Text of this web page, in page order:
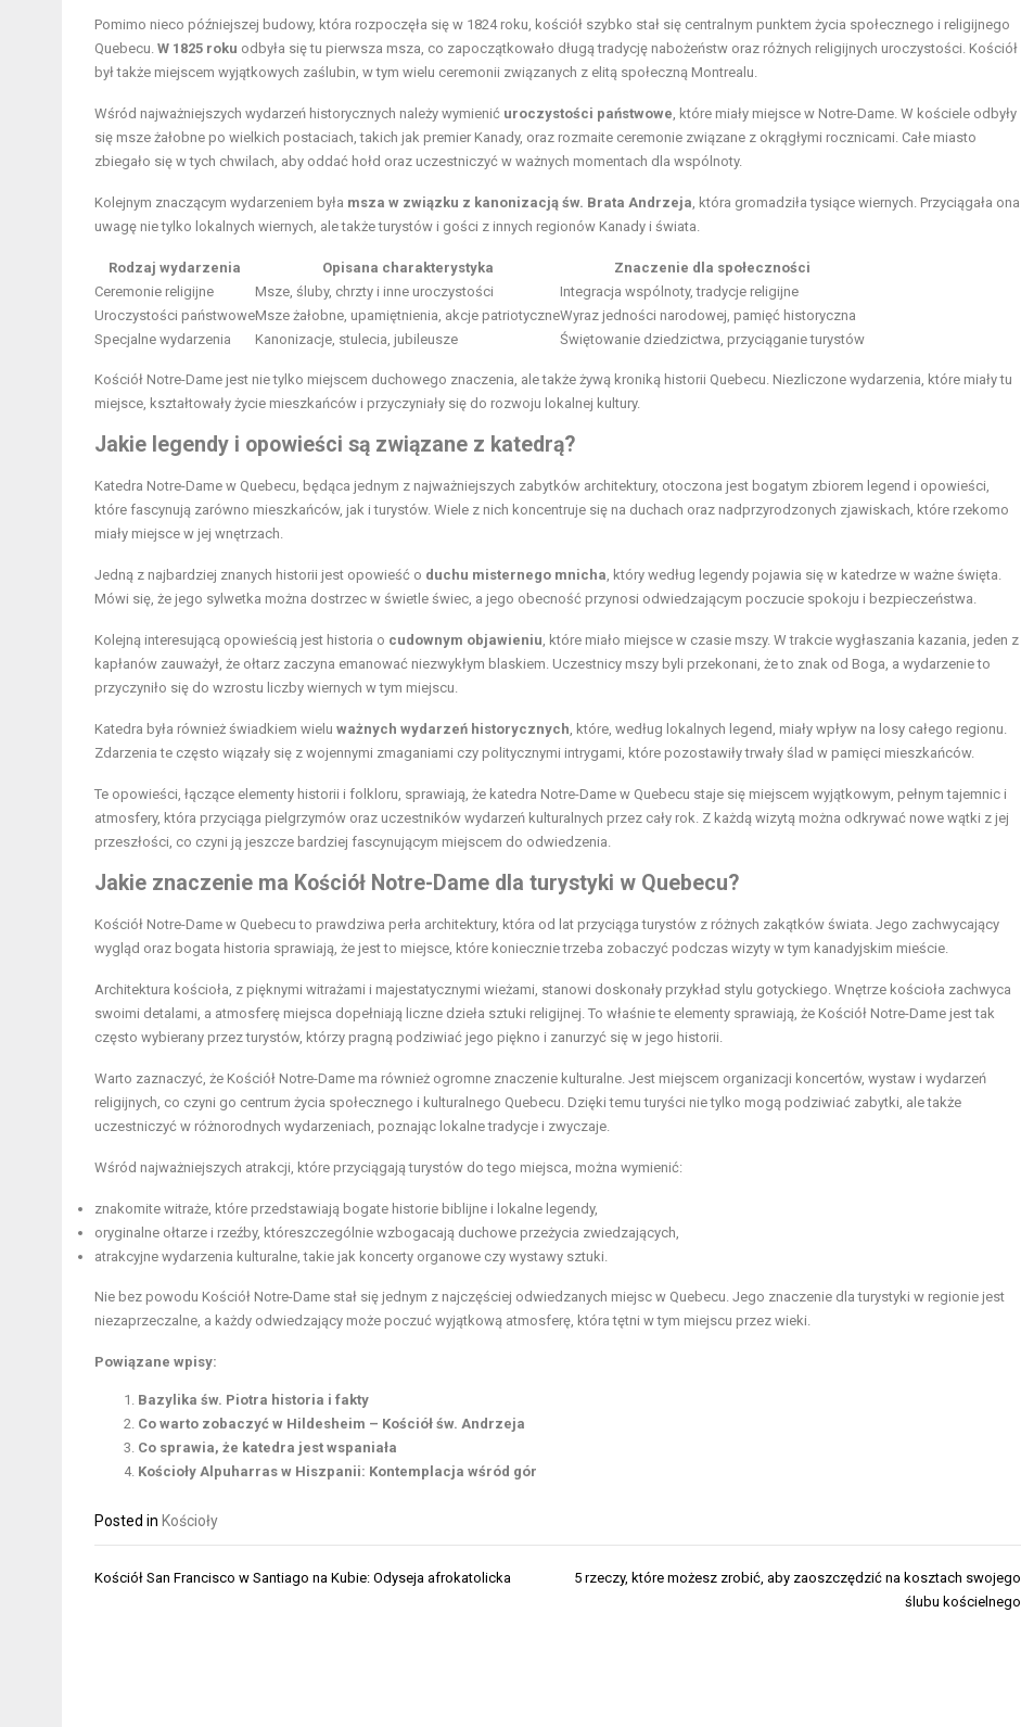
Pomimo nieco późniejszej budowy, która rozpoczęła się w 1824 roku, kościół szybko stał się centralnym punktem życia społecznego i religijnego
Quebecu. W 1825 roku odbyła się tu pierwsza msza, co zapoczątkowało długą tradycję nabożeństw oraz różnych religijnych uroczystości. Kościół
był także miejscem wyjątkowych zaślubin, w tym wielu ceremonii związanych z elitą społeczną Montrealu.
Wśród najważniejszych wydarzeń historycznych należy wymienić uroczystości państwowe , które miały miejsce w Notre-Dame. W kościele odbyły
się msze żałobne po wielkich postaciach, takich jak premier Kanady, oraz rozmaite ceremonie związane z okrągłymi rocznicami. Całe miasto
zbiegało się w tych chwilach, aby oddać hołd oraz uczestniczyć w ważnych momentach dla wspólnoty.
Kolejnym znaczącym wydarzeniem była msza w związku z kanonizacją św. Brata Andrzeja , która gromadziła tysiące wiernych. Przyciągała ona
uwagę nie tylko lokalnych wiernych, ale także turystów i gości z innych regionów Kanady i świata.
Rodzaj wydarzenia Opisana charakterystyka
Znaczenie dla społeczności
Ceremonie religijne
Msze, śluby, chrzty i inne uroczystości
Integracja wspólnoty, tradycje religijne
Uroczystości państwoweMsze żałobne, upamiętnienia, akcje patriotyczneWyraz jedności narodowej, pamięć historyczna
Specjalne wydarzenia
Kanonizacje, stulecia, jubileusze Świętowanie dziedzictwa, przyciąganie turystów
Kościół Notre-Dame jest nie tylko miejscem duchowego znaczenia, ale także żywą kroniką historii Quebecu. Niezliczone wydarzenia, które miały tu
miejsce, kształtowały życie mieszkańców i przyczyniały się do rozwoju lokalnej kultury.
Jakie legendy i opowieści są związane z katedrą?
Katedra Notre-Dame w Quebecu, będąca jednym z najważniejszych zabytków architektury, otoczona jest bogatym zbiorem legend i opowieści,
które fascynują zarówno mieszkańców, jak i turystów. Wiele z nich koncentruje się na duchach oraz nadprzyrodzonych zjawiskach, które rzekomo
miały miejsce w jej wnętrzach.
Jedną z najbardziej znanych historii jest opowieść o duchu misternego mnicha , który według legendy pojawia się w katedrze w ważne święta.
Mówi się, że jego sylwetka można dostrzec w świetle świec, a jego obecność przynosi odwiedzającym poczucie spokoju i bezpieczeństwa.
Kolejną interesującą opowieścią jest historia o cudownym objawieniu , które miało miejsce w czasie mszy. W trakcie wygłaszania kazania, jeden z
kapłanów zauważył, że ołtarz zaczyna emanować niezwykłym blaskiem. Uczestnicy mszy byli przekonani, że to znak od Boga, a wydarzenie to
przyczyniło się do wzrostu liczby wiernych w tym miejscu.
Katedra była również świadkiem wielu ważnych wydarzeń historycznych , które, według lokalnych legend, miały wpływ na losy całego regionu.
Zdarzenia te często wiązały się z wojennymi zmaganiami czy politycznymi intrygami, które pozostawiły trwały ślad w pamięci mieszkańców.
Te opowieści, łączące elementy historii i folkloru, sprawiają, że katedra Notre-Dame w Quebecu staje się miejscem wyjątkowym, pełnym tajemnic i
atmosfery, która przyciąga pielgrzymów oraz uczestników wydarzeń kulturalnych przez cały rok. Z każdą wizytą można odkrywać nowe wątki z jej
przeszłości, co czyni ją jeszcze bardziej fascynującym miejscem do odwiedzenia.
Jakie znaczenie ma Kościół Notre-Dame dla turystyki w Quebecu?
Kościół Notre-Dame w Quebecu to prawdziwa perła architektury, która od lat przyciąga turystów z różnych zakątków świata. Jego zachwycający
wygląd oraz bogata historia sprawiają, że jest to miejsce, które koniecznie trzeba zobaczyć podczas wizyty w tym kanadyjskim mieście.
Architektura kościoła, z pięknymi witrażami i majestatycznymi wieżami, stanowi doskonały przykład stylu gotyckiego. Wnętrze kościoła zachwyca
swoimi detalami, a atmosferę miejsca dopełniają liczne dzieła sztuki religijnej. To właśnie te elementy sprawiają, że Kościół Notre-Dame jest tak
często wybierany przez turystów, którzy pragną podziwiać jego piękno i zanurzyć się w jego historii.
Warto zaznaczyć, że Kościół Notre-Dame ma również ogromne znaczenie kulturalne. Jest miejscem organizacji koncertów, wystaw i wydarzeń
religijnych, co czyni go centrum życia społecznego i kulturalnego Quebecu. Dzięki temu turyści nie tylko mogą podziwiać zabytki, ale także
uczestniczyć w różnorodnych wydarzeniach, poznając lokalne tradycje i zwyczaje.
Wśród najważniejszych atrakcji, które przyciągają turystów do tego miejsca, można wymienić:
znakomite witraże, które przedstawiają bogate historie biblijne i lokalne legendy,
oryginalne ołtarze i rzeźby, któreszczególnie wzbogacają duchowe przeżycia zwiedzających,
atrakcyjne wydarzenia kulturalne, takie jak koncerty organowe czy wystawy sztuki.
Nie bez powodu Kościół Notre-Dame stał się jednym z najczęściej odwiedzanych miejsc w Quebecu. Jego znaczenie dla turystyki w regionie jest
niezaprzeczalne, a każdy odwiedzający może poczuć wyjątkową atmosferę, która tętni w tym miejscu przez wieki.
Powiązane wpisy:
Bazylika św. Piotra historia i fakty
Co warto zobaczyć w Hildesheim – Kościół św. Andrzeja
Co sprawia, że katedra jest wspaniała
Kościoły Alpuharras w Hiszpanii: Kontemplacja wśród gór
Posted in Kościoły
Nawigacja
Kościół San Francisco w Santiago na Kubie: Odyseja afrokatolicka
5 rzeczy, które możesz zrobić, aby zaoszczędzić na kosztach swojego
ślubu kościelnego